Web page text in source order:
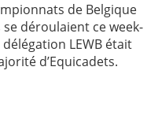
de Belgique
se déroulaient ce week-
LEWB était
d’Equicadets.